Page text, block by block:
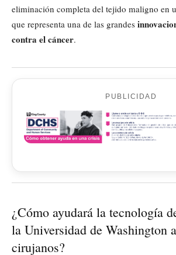
eliminación completa del tejido maligno en
que representa una de las grandes
contra el cáncer.
PUBLICIDAD
¿Cómo ayudará la tecnología
la Universidad de Washington
cirujanos?